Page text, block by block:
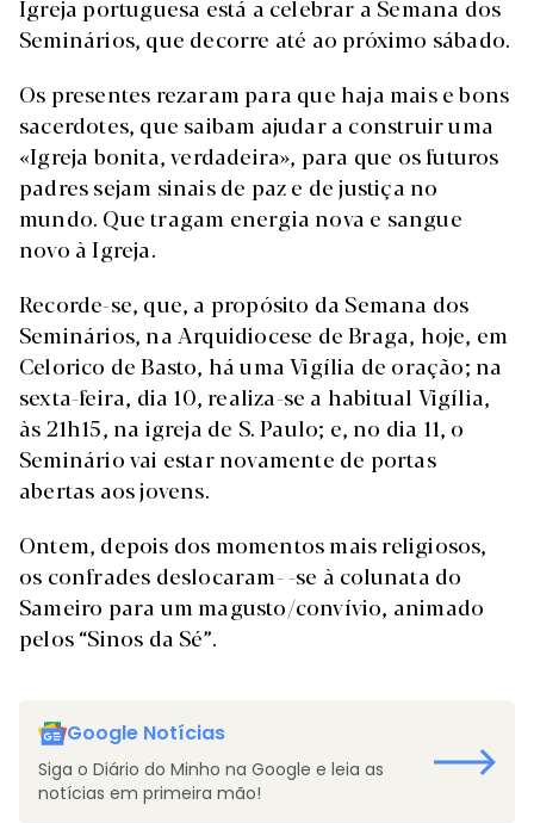
Igreja portuguesa está a celebrar a Semana dos
Seminários, que decorre até ao próximo sábado.
Os presentes rezaram para que haja mais e bons
sacerdotes, que saibam ajudar a construir uma
«Igreja bonita, verdadeira», para que os futuros
padres sejam sinais de paz e de justiça no
mundo. Que tragam energia nova e sangue
novo à Igreja.
Recorde-se, que, a propósito da Semana dos
Seminários, na Arquidiocese de Braga, hoje, em
Celorico de Basto, há uma Vigília de oração; na
sexta-feira, dia 10, realiza-se a habitual Vigília,
às 21h15, na igreja de S. Paulo; e, no dia 11, o
Seminário vai estar novamente de portas
abertas aos jovens.
Ontem, depois dos momentos mais religiosos,
os confrades deslocaram- -se à colunata do
Sameiro para um magusto/convívio, animado
pelos “Sinos da Sé”.
Google Notícias
Siga o Diário do Minho na Google e leia as
notícias em primeira mão!